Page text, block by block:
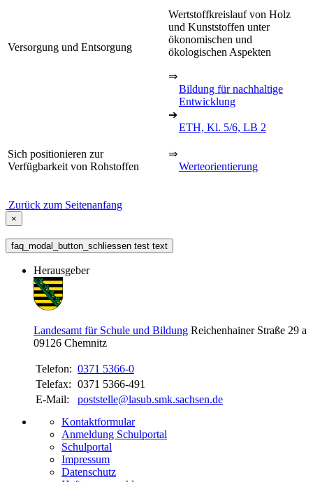
Versorgung und Entsorgung
Wertstoffkreislauf von Holz
und Kunststoffen unter
ökonomischen und
ökologischen Aspekten
⇒
Bildung für nachhaltige
Entwicklung
➔
ETH, Kl. 5/6, LB 2
Sich positionieren zur
Verfügbarkeit von Rohstoffen
⇒
Werteorientierung
Zurück zum Seitenanfang
×
faq_modal_button_schliessen test text
Herausgeber
Landesamt für Schule und Bildung Reichenhainer Straße 29 a
09126 Chemnitz
Telefon: 0371 5366-0
Telefax: 0371 5366-491
E-Mail:
poststelle@lasub.smk.sachsen.de
Kontaktformular
Anmeldung Schulportal
Schulportal
Impressum
Datenschutz